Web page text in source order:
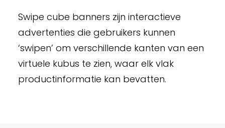
Swipe cube banners zijn interactieve
advertenties die gebruikers kunnen
‘swipen’ om verschillende kanten van een
virtuele kubus te zien, waar elk vlak
productinformatie kan bevatten.